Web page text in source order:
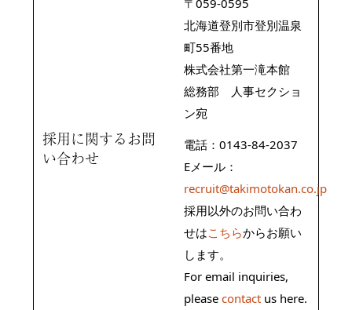
採用に関するお問
い合わせ
北海道登別市登別温泉
町55番地
株式会社第一滝本館
総務部 人事セクショ
ン宛
電話：0143-84-2037
Eメール：
recruit@takimotokan.co.jp
採用以外のお問い合わ
せはこちらからお願い
します。
For email inquiries,
pleasecontact us here.